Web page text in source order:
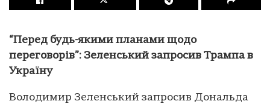
“Перед будь-якими планами щодо
переговорів”: Зеленський запросив Трампа в
Україну
Володимир Зеленський запросив Дональда